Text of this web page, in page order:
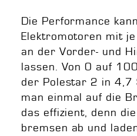
Die Performance
Elektromotoren mit
an der Vorder- und
lassen. Von 0 auf
der Polestar 2 in 4,7
man einmal auf die
das effizient, denn
bremsen ab und